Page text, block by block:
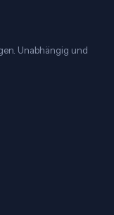
Unabhängig und